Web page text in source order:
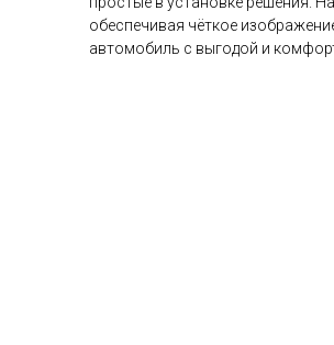
обеспечивая чёткое
автомобиль с выгодой и